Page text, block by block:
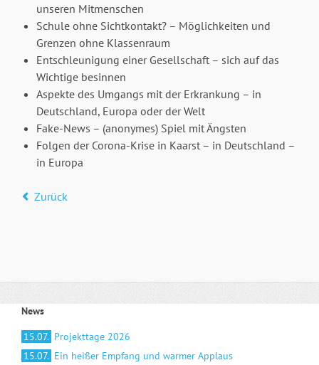
unseren Mitmenschen
Schule ohne Sichtkontakt? – Möglichkeiten und
Grenzen ohne Klassenraum
Entschleunigung einer Gesellschaft – sich auf das
Wichtige besinnen
Aspekte des Umgangs mit der Erkrankung – in
Deutschland, Europa oder der Welt
Fake-News – (anonymes) Spiel mit Ängsten
Folgen der Corona-Krise in Kaarst – in Deutschland –
in Europa
Zurück
News
15.07. Projekttage 2026
15.07. Ein heißer Empfang und warmer Applaus